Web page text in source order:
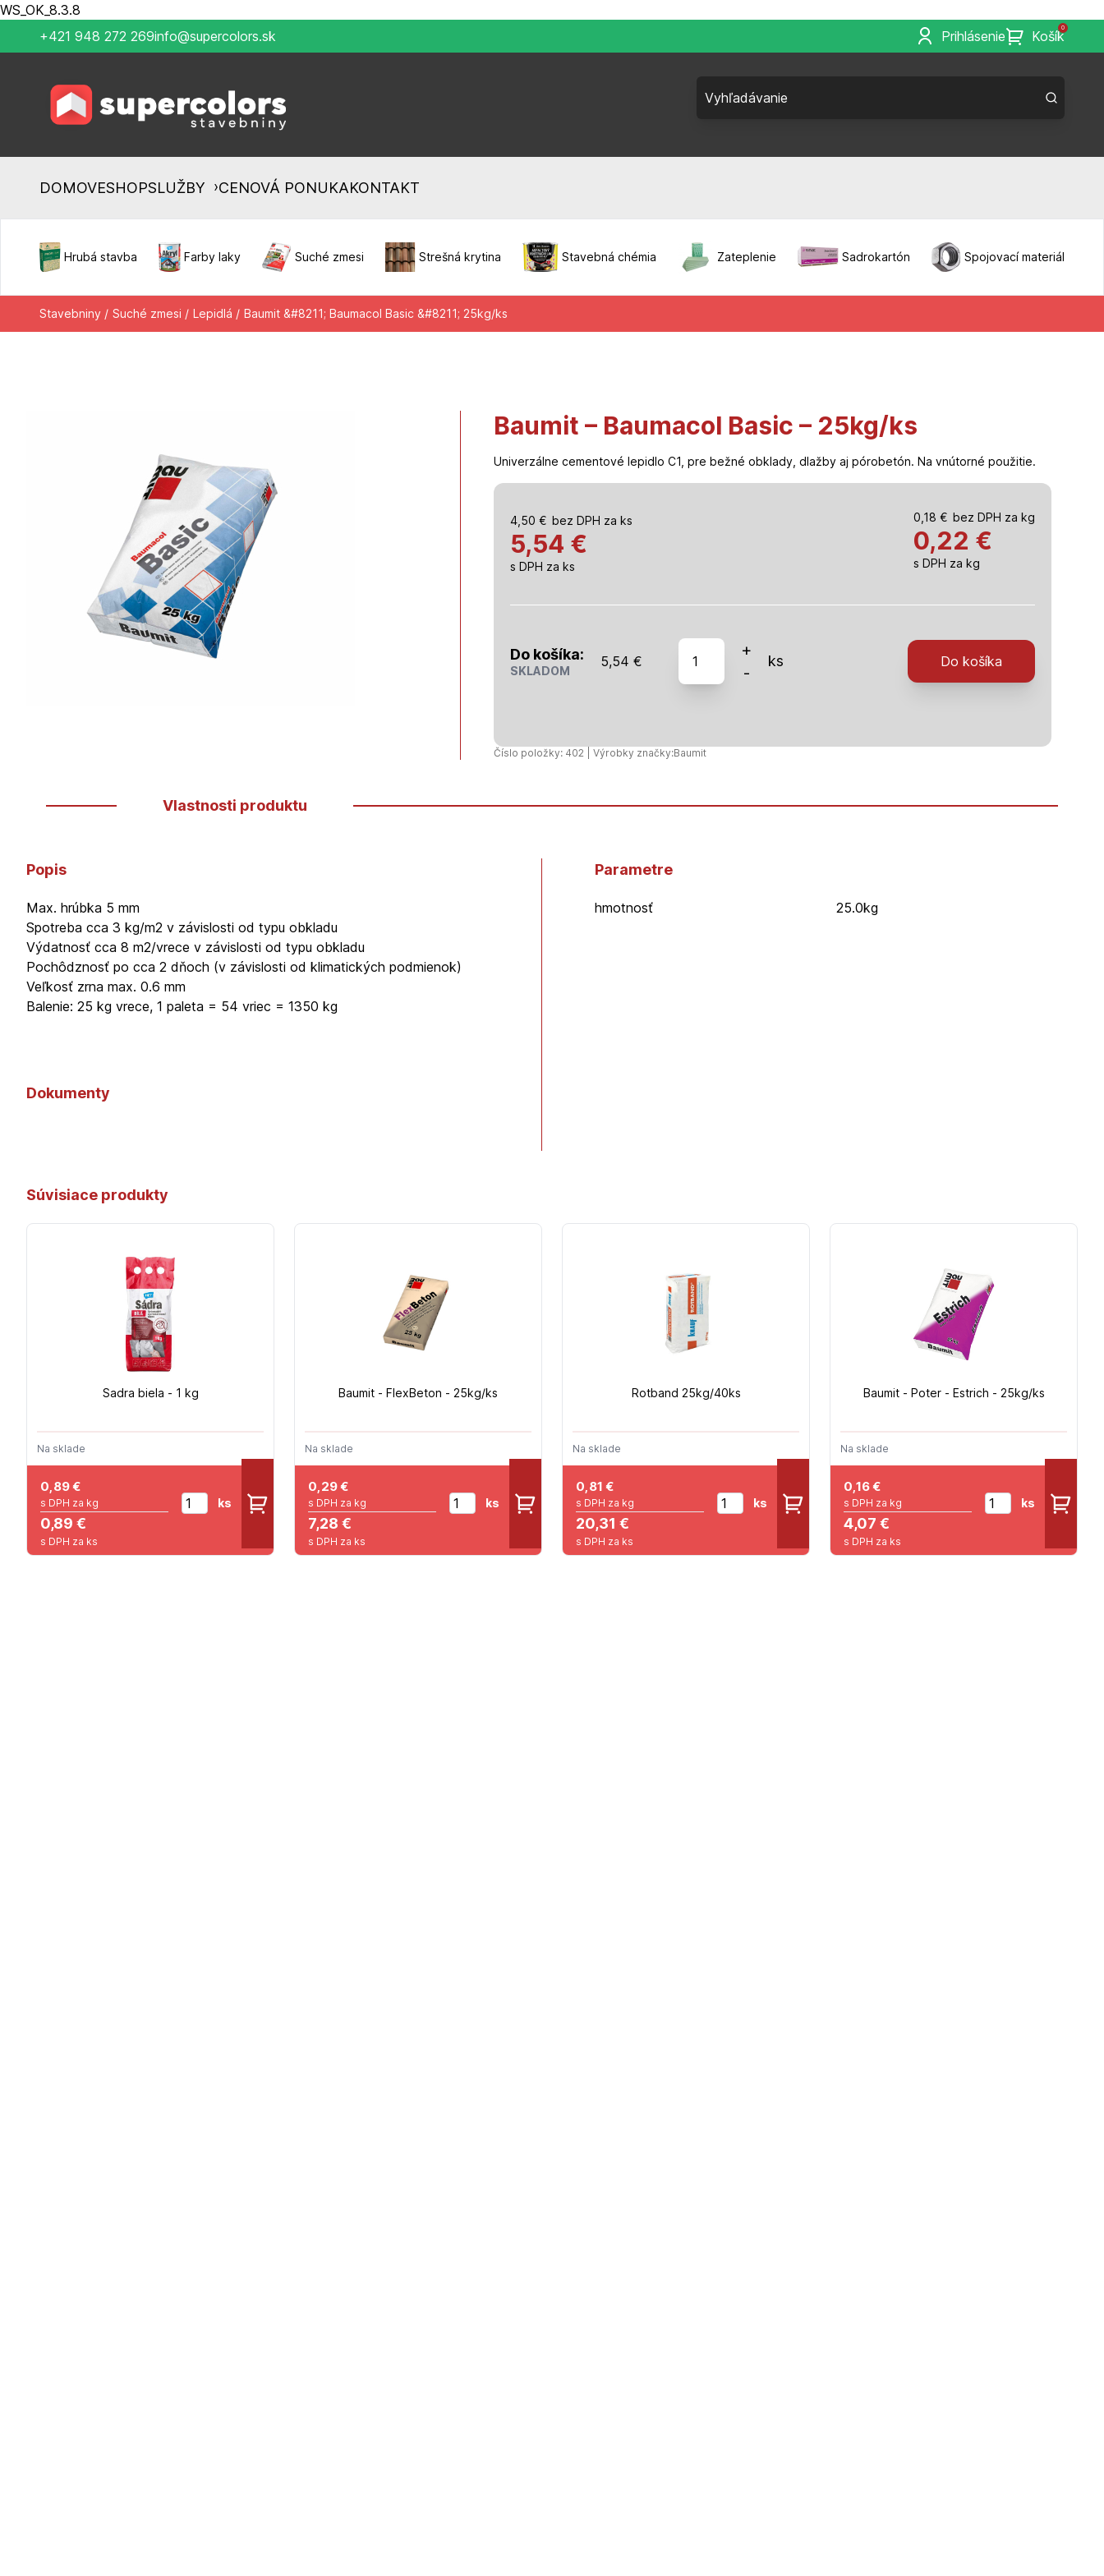
WS_OK_8.3.8
+421 948 272 269info@supercolors.sk Prihlásenie
0
Košík
DOMOVESHOPSLUŽBY ›CENOVÁ PONUKAKONTAKT
Hrubá stavba Farby laky Suché zmesi Strešná krytina Stavebná chémia Zateplenie Sadrokartón Spojovací materiál
Stavebniny / Suché zmesi / Lepidlá / Baumit &#8211; Baumacol Basic &#8211; 25kg/ks
Baumit – Baumacol Basic – 25kg/ks
Univerzálne cementové lepidlo C1, pre bežné obklady, dlažby aj pórobetón. Na vnútorné použitie.
4,50 € bez DPH za ks
5,54 €
s DPH za ks
0,18 € bez DPH za kg
0,22 €
s DPH za kg
Do košíka:
SKLADOM
5,54 €
množstvo
Baumit
-
-
+
-
ks Do košíka
Číslo položky: 402 | Výrobky značky:Baumit
Vlastnosti produktu
Popis
Max. hrúbka 5 mm
Spotreba cca 3 kg/m2 v závislosti od typu obkladu
Výdatnosť cca 8 m2/vrece v závislosti od typu obkladu
Pochôdznosť po cca 2 dňoch (v závislosti od klimatických podmienok)
Veľkosť zrna max. 0.6 mm
Balenie: 25 kg vrece, 1 paleta = 54 vriec = 1350 kg
Dokumenty
Parametre
hmotnosť 25.0kg
Súvisiace produkty
Sadra biela - 1 kg
Na sklade
0,89€
s DPH za kg
0,89 €
s DPH za ks
ks
Baumit - FlexBeton - 25kg/ks
Na sklade
0,29€
s DPH za kg
7,28 €
s DPH za ks
ks
Rotband 25kg/40ks
Na sklade
0,81 €
s DPH za kg
20,31 €
s DPH za ks
ks
Baumit - Poter - Estrich - 25kg/ks
Na sklade
0,16€
s DPH za kg
4,07 €
s DPH za ks
ks